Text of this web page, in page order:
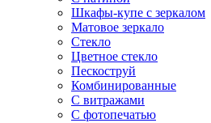
Шкафы-купе с зеркалом
Матовое зеркало
Стекло
Цветное стекло
Пескоструй
Комбинированные
С витражами
С фотопечатью